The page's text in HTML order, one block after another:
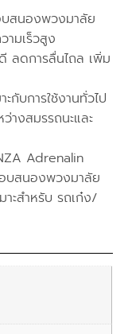
สนองพวงมาลัย
ามเร็วสูง
ลดการลื่นไถล เพิ่ม
กับการใช้งานทั่วไป
างสมรรถนะและ
Adrenalin
บสนองพวงมาลัย
ะสำหรับ รถเก๋ง/